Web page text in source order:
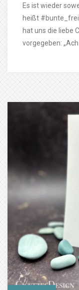
Es ist wieder
heißt
hat uns die liebe
vorgegeben: